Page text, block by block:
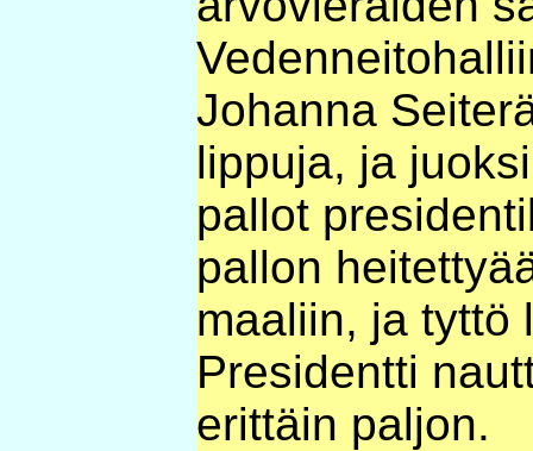
Johanna
lippuja, ja
pallot
pallon
maaliin, ja tyttö
Presidentti
erittäin paljon.